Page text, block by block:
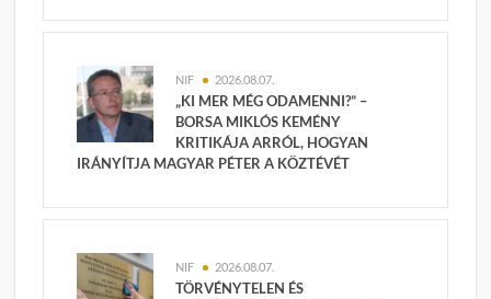
NIF 2026.08.07.
„KI MER MÉG ODAMENNI?” –
BORSA MIKLÓS KEMÉNY
KRITIKÁJA ARRÓL, HOGYAN
IRÁNYÍTJA MAGYAR PÉTER A KÖZTÉVÉT
NIF 2026.08.07.
TÖRVÉNYTELEN ÉS